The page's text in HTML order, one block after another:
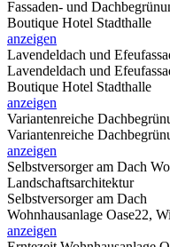
Fassaden- und
Boutique Hotel Stadthalle
anzeigen
Lavendeldach und
Lavendeldach und
Boutique Hotel Stadthalle
anzeigen
Variantenreiche
Variantenreiche
anzeigen
Selbstversorger am Dach
Landschaftsarchitektur
Selbstversorger am Dach
Wohnhausanlage Oase22,
anzeigen